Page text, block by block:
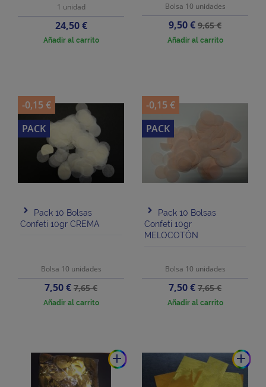
1 unidad
Precio
24,50 €
Añadir al carrito
Bolsa 10 unidades
Precio
9,50 €Precio
base
9,65 €
Añadir al carrito
Pack 10 Bolsas
Confeti 10gr CREMA
Bolsa 10 unidades
Precio
7,50 €Precio
base
7,65 €
Añadir al carrito
-0,15 €
PACK
Pack 10 Bolsas
Confeti 10gr
MELOCOTÓN
Bolsa 10 unidades
Precio
7,50 €Precio
base
7,65 €
Añadir al carrito
-0,15 €
PACK
add add